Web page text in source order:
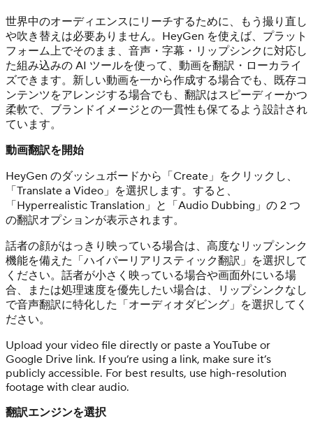
世界中のオーディエンスにリーチするために、もう撮り直し
や吹き替えは必要ありません。HeyGen を使えば、プラット
フォーム上でそのまま、音声・字幕・リップシンクに対応し
た組み込みの AI ツールを使って、動画を翻訳・ローカライ
ズできます。新しい動画を一から作成する場合でも、既存コ
ンテンツをアレンジする場合でも、翻訳はスピーディーかつ
柔軟で、ブランドイメージとの一貫性も保てるよう設計され
ています。
動画翻訳を開始
HeyGen のダッシュボードから「Create」をクリックし、
「Translate a Video」を選択します。すると、
「Hyperrealistic Translation」と「Audio Dubbing」の 2 つ
の翻訳オプションが表示されます。
話者の顔がはっきり映っている場合は、高度なリップシンク
機能を備えた「ハイパーリアリスティック翻訳」を選択して
ください。話者が小さく映っている場合や画面外にいる場
合、または処理速度を優先したい場合は、リップシンクなし
で音声翻訳に特化した「オーディオダビング」を選択してく
ださい。
Upload your video file directly or paste a YouTube or
Google Drive link. If you’re using a link, make sure it’s
publicly accessible. For best results, use high-resolution
footage with clear audio.
翻訳エンジンを選択